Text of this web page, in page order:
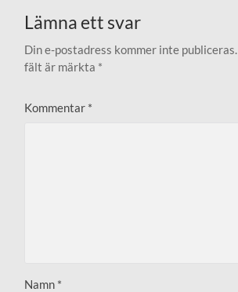
Lämna ett svar
Din e-postadress kommer inte publiceras.
fält är märkta *
Kommentar *
Namn *